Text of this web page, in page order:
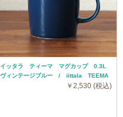
イッタラ ティーマ マグカップ 0.3L
ヴィンテージブルー / iittala TEEMA
￥2,530 (税込)